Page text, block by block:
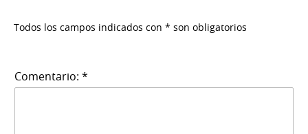
Todos los campos indicados con * son obligatorios
Comentario: *